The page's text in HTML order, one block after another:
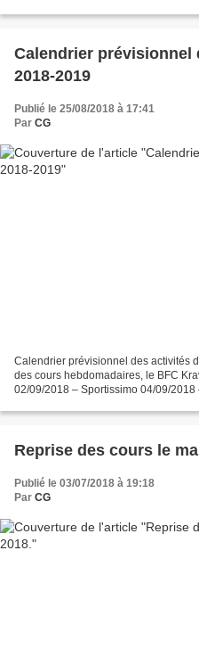
Calendrier prévisionnel
2018-2019
Publié le 25/08/2018 à 17:41
Par CG
Calendrier prévisionnel des activités
des cours hebdomadaires, le BFC
02/09/2018 – Sportissimo 04/09/
Reprise des cours le
Publié le 03/07/2018 à 19:18
Par CG